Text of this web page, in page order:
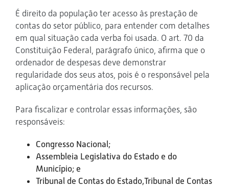
É direito da população ter acesso às prestação de
contas do setor público, para entender com detalhes
em qual situação cada verba foi usada. O art. 70 da
Constituição Federal, parágrafo único, afirma que o
ordenador de despesas deve demonstrar
regularidade dos seus atos, pois é o responsável pela
aplicação orçamentária dos recursos.
Para fiscalizar e controlar essas informações, são
responsáveis:
Congresso Nacional;
Assembleia Legislativa do Estado e do
Município; e
Tribunal de Contas do Estado,Tribunal de Contas